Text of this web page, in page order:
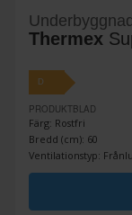
Thermex
D
PRODUKTBLAD
Färg: Rostfri
Bredd (cm): 60
Ventilationstyp: